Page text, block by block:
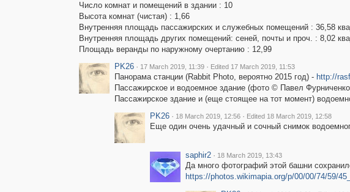
Число комнат и помещений в здании : 10
Высота комнат (чистая) : 1,66
Внутренняя площадь пассажирских и служебных помещений : 36,58
Внутренняя площадь других помещений: сеней, почты и проч. : 8,02
Площадь веранды по наружному очертанию : 12,99
PK26 · 17 March 2019, 11:39 · Edited 17 March 2019, 11:53
Панорама станции (Rabbit Photo, вероятно 2015 год) - http://
Пассажирское и водоемное здание (фото © Павел
Пассажирское здание и (еще стоящее на тот момент)
PK26 · 18 March 2019, 12:56 · Edited 18 March 2019, 12:58
Еще один очень удачный и сочный снимок
saphir2 · 18 March 2019, 13:43
Да много фотографий этой башни
https://photos.wikimapia.org/p/00/00/74/59/